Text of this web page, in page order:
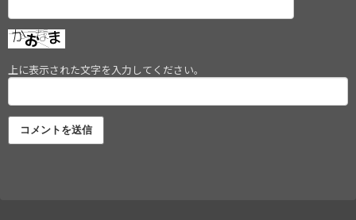
上に表示された文字を入力してください。